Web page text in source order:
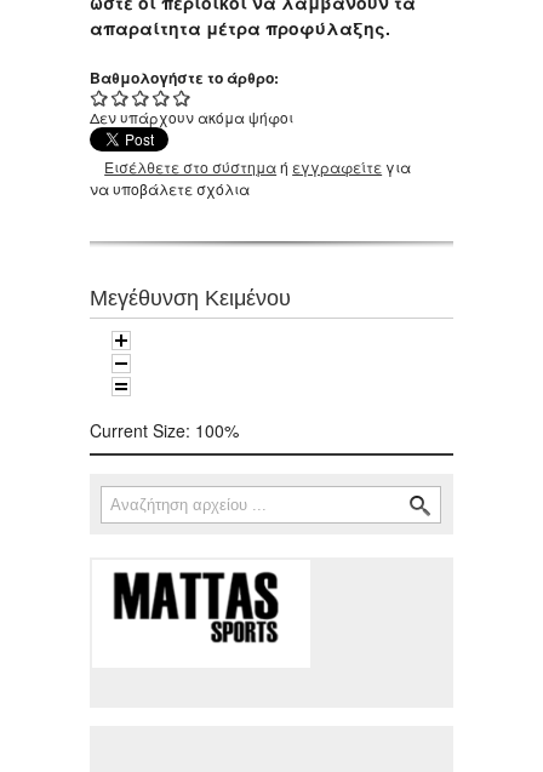
απαραίτητα μέτρα προφύλαξης.
Βαθμολογήστε το άρθρο:
Δεν υπάρχουν ακόμα ψήφοι
Εισέλθετε στο σύστημαή εγγραφείτε για
να υποβάλετε σχόλια
Μεγέθυνση Κειμένου
Current Size: 100%
Φόρμα αναζήτησης
Αναζήτηση